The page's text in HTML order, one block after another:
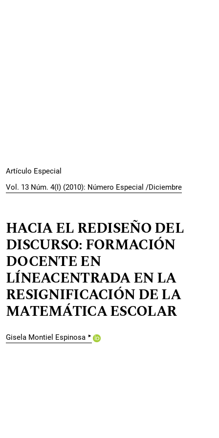
Artículo Especial
Vol. 13 Núm. 4(I) (2010): Número Especial /Diciembre
HACIA EL REDISEÑO DEL
DISCURSO: FORMACIÓN
DOCENTE EN
LÍNEACENTRADA EN LA
RESIGNIFICACIÓN DE LA
MATEMÁTICA ESCOLAR
Gisela Montiel Espinosa ▸